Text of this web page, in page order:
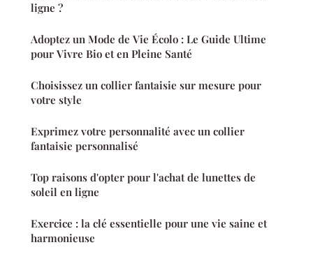
ligne ?
Adoptez un Mode de Vie Écolo : Le Guide Ultime
pour Vivre Bio et en Pleine Santé
Choisissez un collier fantaisie sur mesure pour
votre style
Exprimez votre personnalité avec un collier
fantaisie personnalisé
Top raisons d'opter pour l'achat de lunettes de
soleil en ligne
Exercice : la clé essentielle pour une vie saine et
harmonieuse